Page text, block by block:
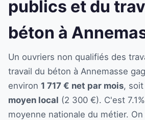
publics et du
béton à
Un ouvriers non qualifiés des
travail du béton à Annemasse
environ 1 717 € net par mois, soit
moyen local (2 300 €). C'est
moyenne nationale du métier.